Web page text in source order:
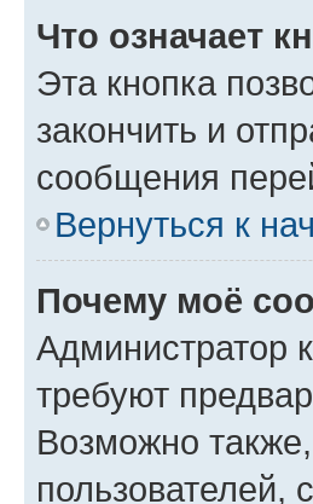
Что означает
Эта кнопка
закончить и
сообщения
Вернуться к
Почему моё
Администратор
требуют
Возможно